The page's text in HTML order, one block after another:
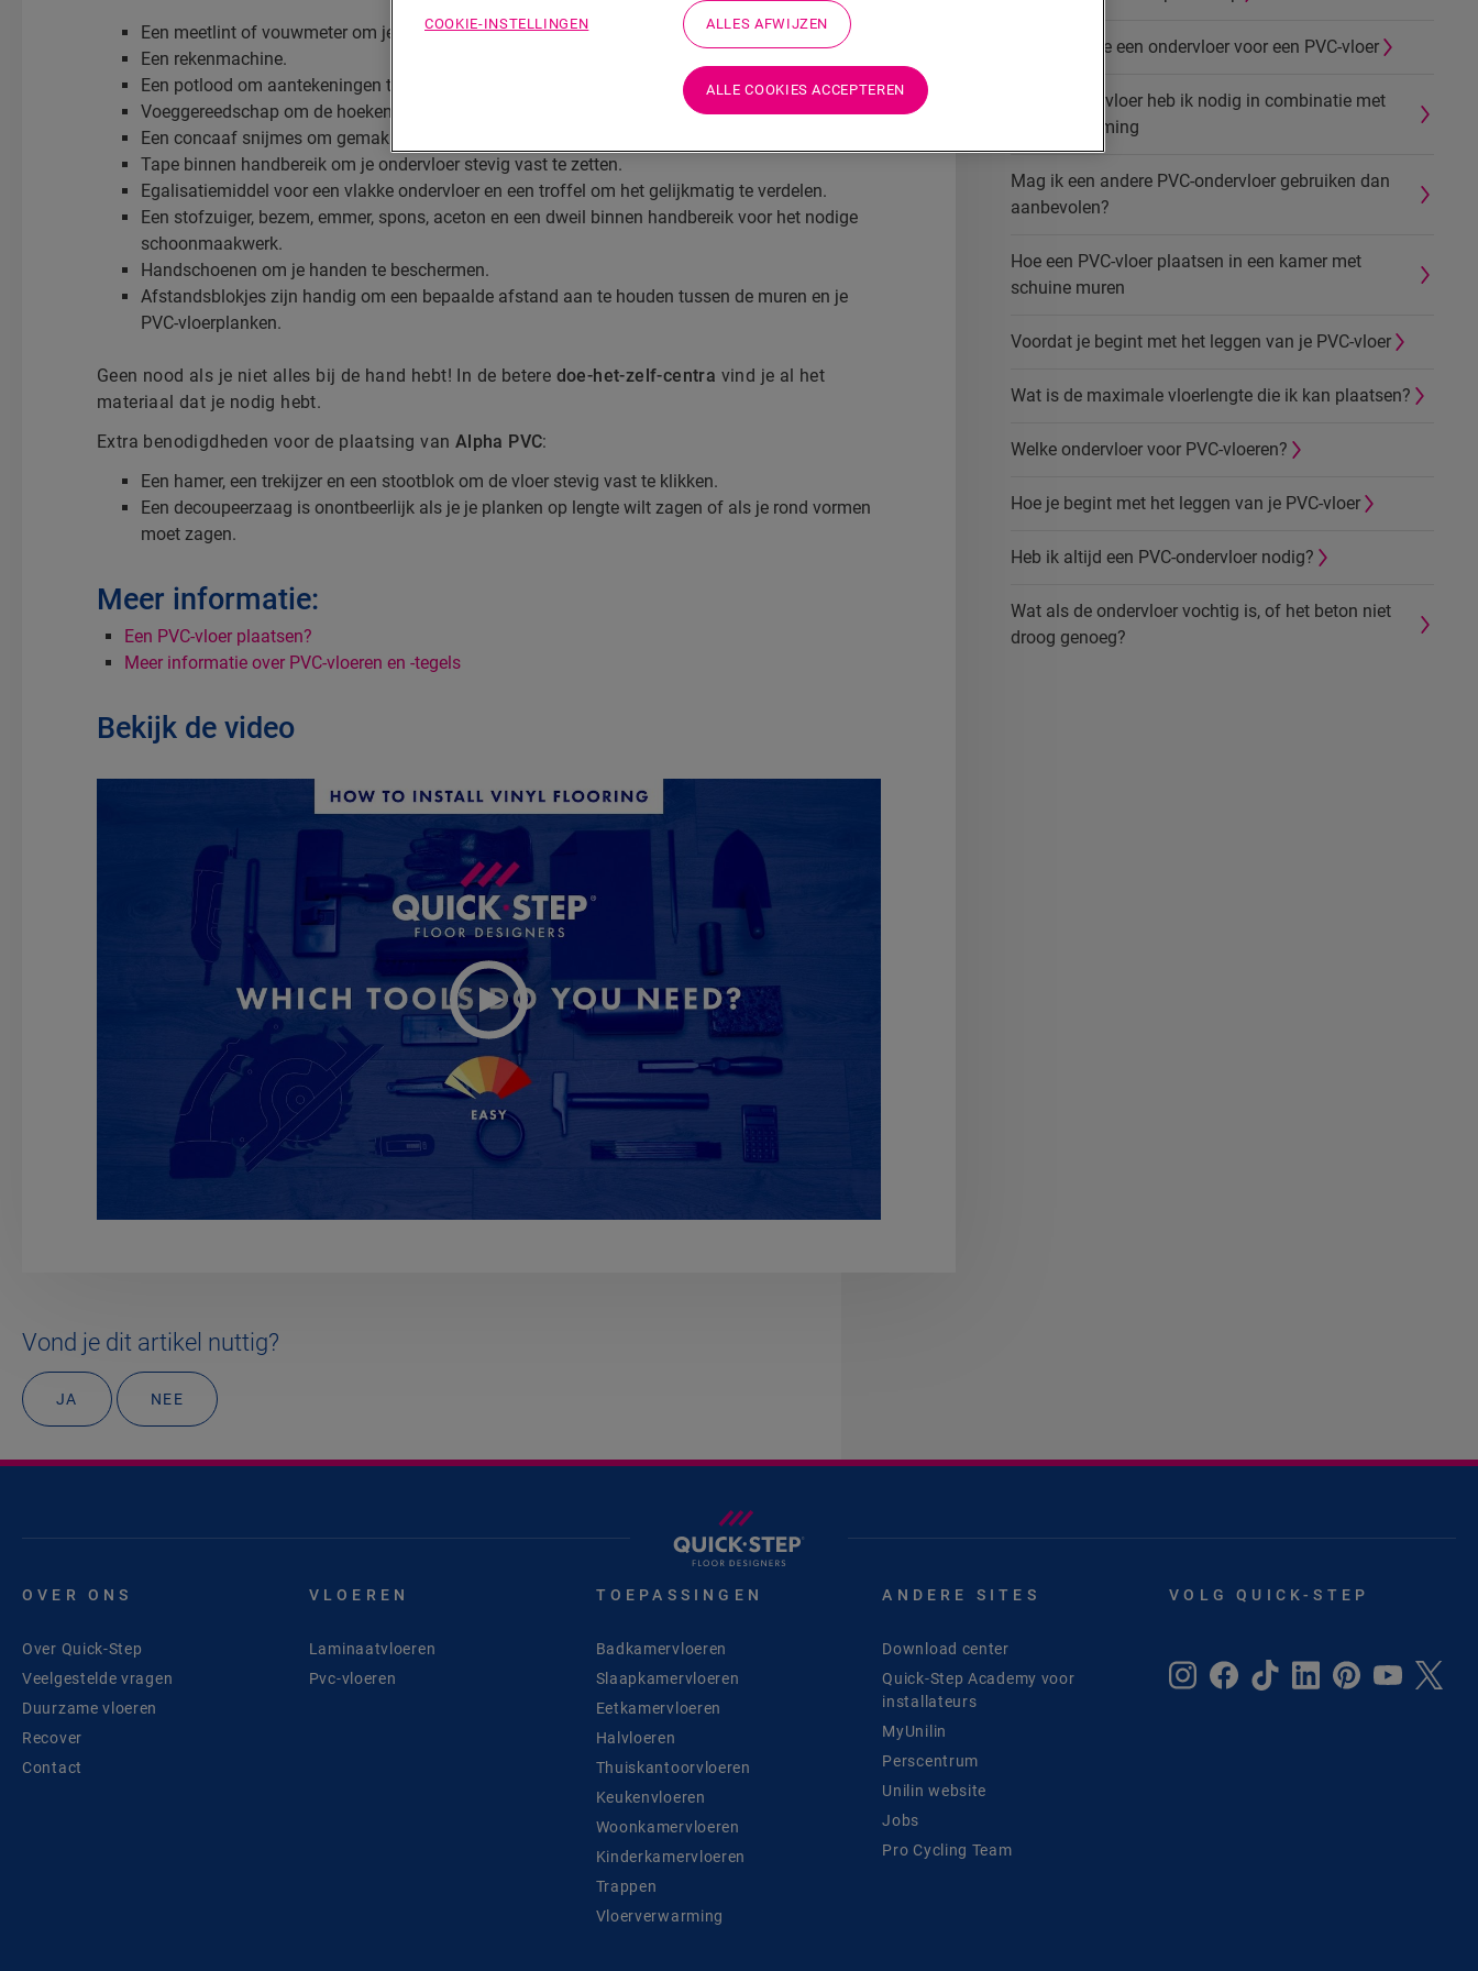
Een meetlint of vouwmeter om je kamer op te meten.
Een rekenmachine.
Een potlood om aantekeningen te maken en snij- en zaaglijnen te markeren.
Voeggereedschap om de hoeken te meten.
Een concaaf snijmes om gemakkelijk te kunnen snijden.
Tape binnen handbereik om je ondervloer stevig vast te zetten.
Egalisatiemiddel voor een vlakke ondervloer en een troffel om het gelijkmatig te verdelen.
Een stofzuiger, bezem, emmer, spons, aceton en een dweil binnen handbereik voor het nodige
schoonmaakwerk.
Handschoenen om je handen te beschermen.
Afstandsblokjes zijn handig om een bepaalde afstand aan te houden tussen de muren en je
PVC-vloerplanken.
Geen nood als je niet alles bij de hand hebt! In de betere doe-het-zelf-centra vind je al het
materiaal dat je nodig hebt.
Extra benodigdheden voor de plaatsing van Alpha PVC:
Een hamer, een trekijzer en een stootblok om de vloer stevig vast te klikken.
Een decoupeerzaag is onontbeerlijk als je je planken op lengte wilt zagen of als je rond vormen
moet zagen.
Meer informatie:
Een PVC-vloer plaatsen?
Meer informatie over PVC-vloeren en -tegels
Bekijk de video
Vond je dit artikel nuttig?
JA NEE
Hoe plaats je een ondervloer voor een PVC-vloer
Welke ondervloer heb ik nodig in combinatie met
vloerverwarming
Mag ik een andere PVC-ondervloer gebruiken dan
aanbevolen?
Hoe een PVC-vloer plaatsen in een kamer met
schuine muren
Voordat je begint met het leggen van je PVC-vloer
Wat is de maximale vloerlengte die ik kan plaatsen?
Welke ondervloer voor PVC-vloeren?
Hoe je begint met het leggen van je PVC-vloer
Heb ik altijd een PVC-ondervloer nodig?
Wat als de ondervloer vochtig is, of het beton niet
droog genoeg?
OVER ONS
Over Quick-Step
Veelgestelde vragen
Duurzame vloeren
Recover
Contact
VLOEREN
Laminaatvloeren
Pvc-vloeren
TOEPASSINGEN
Badkamervloeren
Slaapkamervloeren
Eetkamervloeren
Halvloeren
Thuiskantoorvloeren
Keukenvloeren
Woonkamervloeren
Kinderkamervloeren
Trappen
Vloerverwarming
ANDERE SITES
Download center
Quick-Step Academy voor
installateurs
MyUnilin
Perscentrum
Unilin website
Jobs
Pro Cycling Team
VOLG QUICK-STEP
COOKIE-INSTELLINGEN ALLES AFWIJZEN
ALLE COOKIES ACCEPTEREN